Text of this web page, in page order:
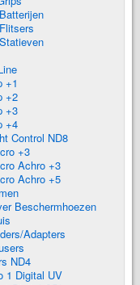
+1
+2
+3
+4
Control ND8
+3
Achro +3
Achro +5
Beschermhoezen
Adapters
ND4
1 Digital UV